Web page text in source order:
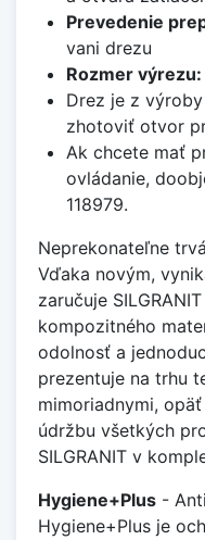
Prevedenie
vani drezu
Rozmer výrezu:
Drez je z
zhotoviť otvor
Ak chcete mať
ovládanie,
118979.
Neprekonateľne
Vďaka novým,
zaručuje
kompozitného
odolnosť a
prezentuje na trhu
mimoriadnymi,
údržbu všetkých
SILGRANIT v
Hygiene+Plus -
Hygiene+Plus je